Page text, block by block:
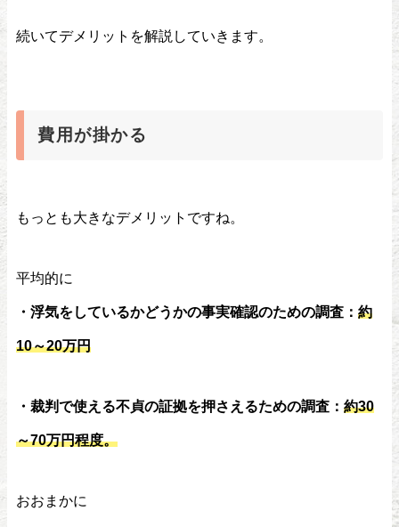
続いてデメリットを解説していきます。
費用が掛かる
もっとも大きなデメリットですね。
平均的に
・浮気をしているかどうかの事実確認のための調査： 約
10～20万円
・裁判で使える不貞の証拠を押さえるための調査： 約30
～70万円程度。
おおまかに